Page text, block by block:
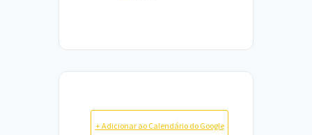
+ Adicionar ao Calendário do Google